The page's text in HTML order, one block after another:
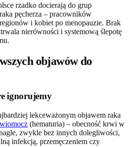
rzadko docierają do grup
pęcherza – pracowników
i kobiet po menopauzie. Brak
nierówności i systemową ślepotę
objawów do
ignorujemy
lekceważonym objawem raka
(hematuria) – obecność krwi w
zwykle bez innych dolegliwości,
infekcją, przemęczeniem czy